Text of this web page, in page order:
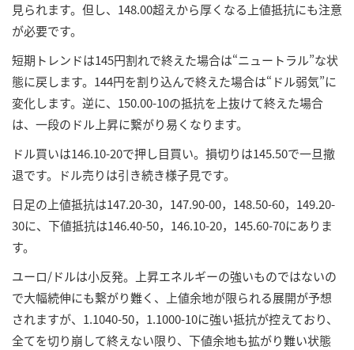
見られます。但し、148.00超えから厚くなる上値抵抗にも注意
が必要です。
短期トレンドは145円割れで終えた場合は“ニュートラル”な状
態に戻します。144円を割り込んで終えた場合は“ドル弱気”に
変化します。逆に、150.00-10の抵抗を上抜けて終えた場合
は、一段のドル上昇に繋がり易くなります。
ドル買いは146.10-20で押し目買い。損切りは145.50で一旦撤
退です。ドル売りは引き続き様子見です。
日足の上値抵抗は147.20-30，147.90-00，148.50-60，149.20-
30に、下値抵抗は146.40-50，146.10-20，145.60-70にありま
す。
ユーロ/ドルは小反発。上昇エネルギーの強いものではないの
で大幅続伸にも繋がり難く、上値余地が限られる展開が予想
されますが、1.1040-50，1.1000-10に強い抵抗が控えており、
全てを切り崩して終えない限り、下値余地も拡がり難い状態